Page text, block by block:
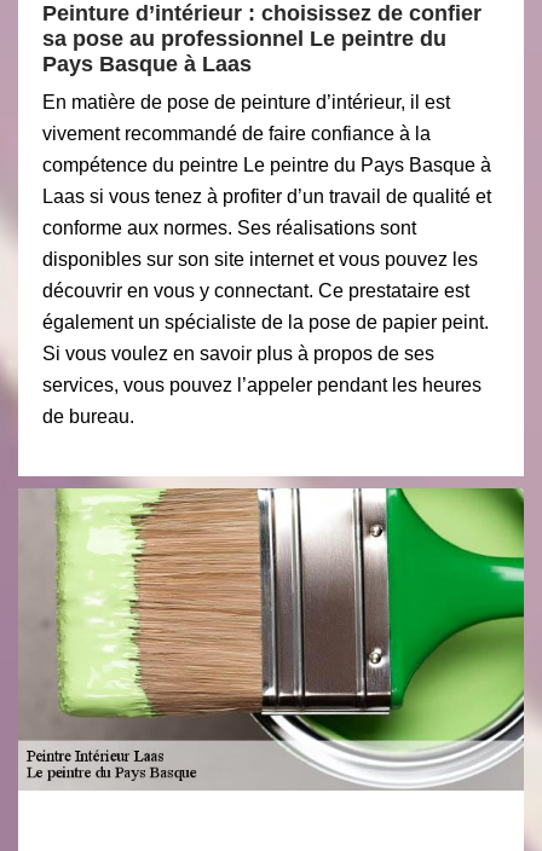
Peinture d’intérieur : choisissez de confier
sa pose au professionnel Le peintre du
Pays Basque à Laas
En matière de pose de peinture d’intérieur, il est
vivement recommandé de faire confiance à la
compétence du peintre Le peintre du Pays Basque à
Laas si vous tenez à profiter d’un travail de qualité et
conforme aux normes. Ses réalisations sont
disponibles sur son site internet et vous pouvez les
découvrir en vous y connectant. Ce prestataire est
également un spécialiste de la pose de papier peint.
Si vous voulez en savoir plus à propos de ses
services, vous pouvez l’appeler pendant les heures
de bureau.